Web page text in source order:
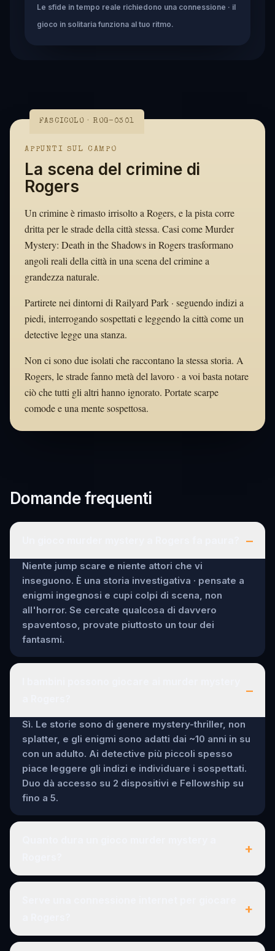
Le sfide in tempo reale richiedono una connessione · il
gioco in solitaria funziona al tuo ritmo.
FASCICOLO · ROG-0301
APPUNTI SUL CAMPO
La scena del crimine di
Rogers
Un crimine è rimasto irrisolto a Rogers, e la pista corre
dritta per le strade della città stessa. Casi come Murder
Mystery: Death in the Shadows in Rogers trasformano
angoli reali della città in una scena del crimine a
grandezza naturale.
Partirete nei dintorni di Railyard Park · seguendo indizi a
piedi, interrogando sospettati e leggendo la città come un
detective legge una stanza.
Non ci sono due isolati che raccontano la stessa storia. A
Rogers, le strade fanno metà del lavoro · a voi basta notare
ciò che tutti gli altri hanno ignorato. Portate scarpe
comode e una mente sospettosa.
Domande frequenti
–
Niente jump scare e niente attori che vi
inseguono. È una storia investigativa · pensate a
enigmi ingegnosi e cupi colpi di scena, non
all'horror. Se cercate qualcosa di davvero
spaventoso, provate piuttosto un tour dei
fantasmi.
–
Sì. Le storie sono di genere mystery-thriller, non
splatter, e gli enigmi sono adatti dai ~10 anni in su
con un adulto. Ai detective più piccoli spesso
piace leggere gli indizi e individuare i sospettati.
Duo dà accesso su 2 dispositivi e Fellowship su
fino a 5.
+
+